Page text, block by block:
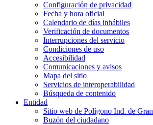
Configuración de privacidad
Fecha y hora oficial
Calendario de días inhábiles
Verificación de documentos
Interrupciones del servicio
Condiciones de uso
Accesibilidad
Comunicaciones y avisos
Mapa del sitio
Servicios de interoperabilidad
Búsqueda de contenido
Entidad
Sitio web de Polígono Ind. de
Buzón del ciudadano